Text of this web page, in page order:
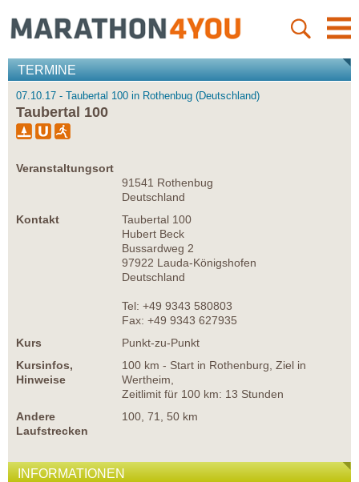
TERMINE
07.10.17 - Taubertal 100 in Rothenbug (Deutschland)
Taubertal 100
Veranstaltungsort
91541 Rothenbug
Deutschland
Kontakt
Taubertal 100
Hubert Beck
Bussardweg 2
97922 Lauda-Königshofen
Deutschland
Tel: +49 9343 580803
Fax: +49 9343 627935
Kurs
Punkt-zu-Punkt
Kursinfos,
Hinweise
100 km - Start in Rothenburg, Ziel in
Wertheim,
Zeitlimit für 100 km: 13 Stunden
Andere
Laufstrecken
100, 71, 50 km
INFORMATIONEN